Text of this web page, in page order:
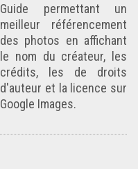
Guide permettant un
meilleur référencement
des photos en affichant
le nom du créateur, les
crédits, les de droits
d'auteur et la licence sur
Google Images.